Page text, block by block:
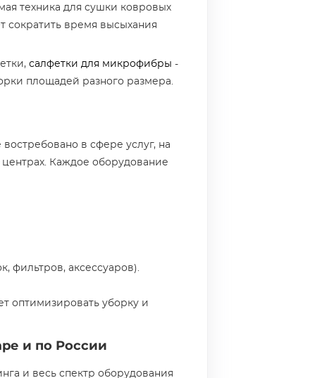
техника для сушки ковровых
сократить время высыхания
салфетки для микрофибры -
площадей разного размера.
в сфере услуг, на
центрах. Каждое оборудование
фильтров, аксессуаров).
оптимизировать уборку и
и по России
и весь спектр оборудования